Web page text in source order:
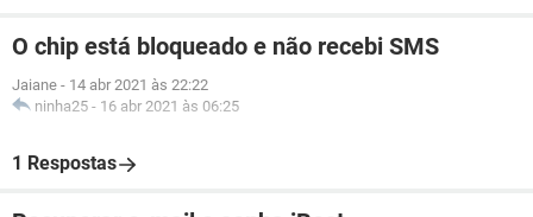
O chip está bloqueado e não recebi SMS
Jaiane - 14 abr 2021 às 22:22
ninha25 - 16 abr 2021 às 06:25
1 Respostas